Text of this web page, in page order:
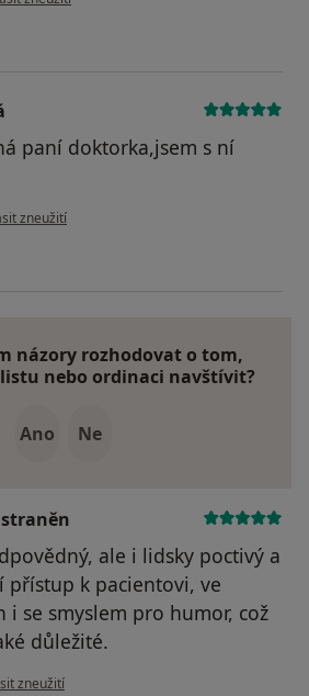
paní doktorka,jsem s ní
uživatele Sylvie Mizerová
zneužití
názory rozhodovat o tom,
nebo ordinaci navštívit?
Ano Ne
ale i lidsky poctivý a
přístup k pacientovi, ve
i se smyslem pro humor, což
důležité.
uživatele Váš účet byl odstraněn
zneužití